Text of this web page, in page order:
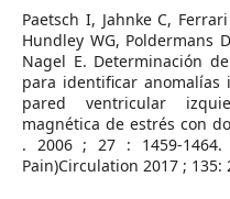
Paetsch I, Jahnke C,
Hundley WG, Poldermans
Nagel E. Determinación
para identificar
pared ventricular
magnética de estrés con
. 2006 ; 27 : 1459-
Pain)Circulation 2017 ; 135: